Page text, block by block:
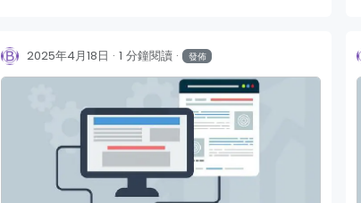
2025年4月18日 1 分鐘閱讀 發佈